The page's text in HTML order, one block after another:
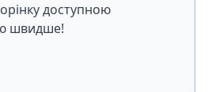
доступною
швидше!